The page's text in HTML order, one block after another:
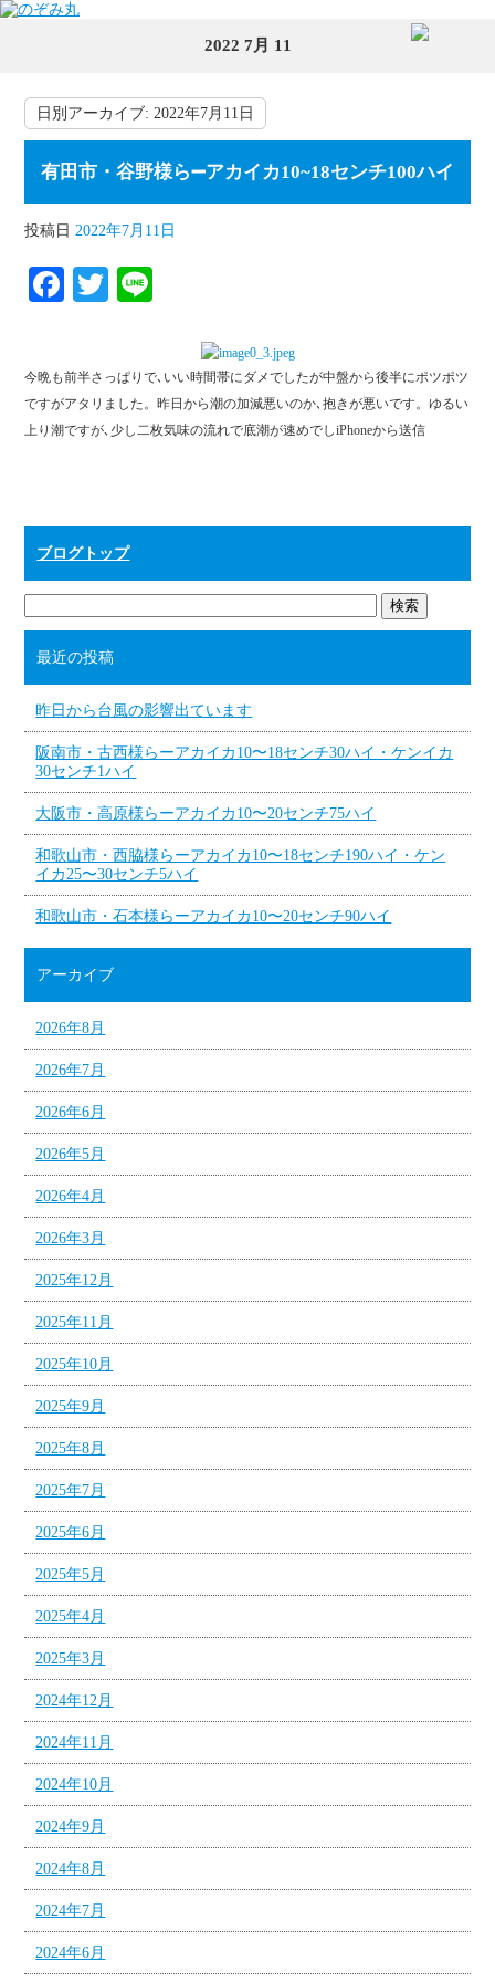
2022 7月 11
日別アーカイブ:2022年7月11日
有田市・谷野様ら➖アカイカ10~18センチ100ハイ
投稿日 2022年7月11日
Fa
ok
T
r
今晩も前半さっぱりで､いい時間帯にダメでしたが中盤から後半にポツポツ
ですがアタリました。昨日から潮の加減悪いのか､抱きが悪いです。ゆるい
上り潮ですが､少し二枚気味の流れで底潮が速めでしiPhoneから送信
ブログトップ
最近の投稿
昨日から台風の影響出ています
阪南市・古西様らーアカイカ10〜18センチ30ハイ・ケンイカ
30センチ1ハイ
大阪市・高原様らーアカイカ10〜20センチ75ハイ
和歌山市・西脇様らーアカイカ10〜18センチ190ハイ・ケン
イカ25〜30センチ5ハイ
和歌山市・石本様らーアカイカ10〜20センチ90ハイ
アーカイブ
2026年8月
2026年7月
2026年6月
2026年5月
2026年4月
2026年3月
2025年12月
2025年11月
2025年10月
2025年9月
2025年8月
2025年7月
2025年6月
2025年5月
2025年4月
2025年3月
2024年12月
2024年11月
2024年10月
2024年9月
2024年8月
2024年7月
2024年6月